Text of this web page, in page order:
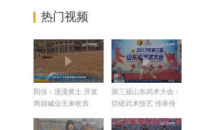
热门视频
阳信：漫漫黄土 开发
商就喊业主来收房
第三届山东武术大会：
切磋武术技艺 传承传